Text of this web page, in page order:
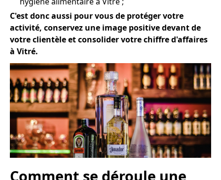
C'est donc aussi pour vous de protéger votre
activité, conservez une image positive devant de
votre clientèle et consolider votre chiffre d'affaires
à Vitré.
Comment se déroule une